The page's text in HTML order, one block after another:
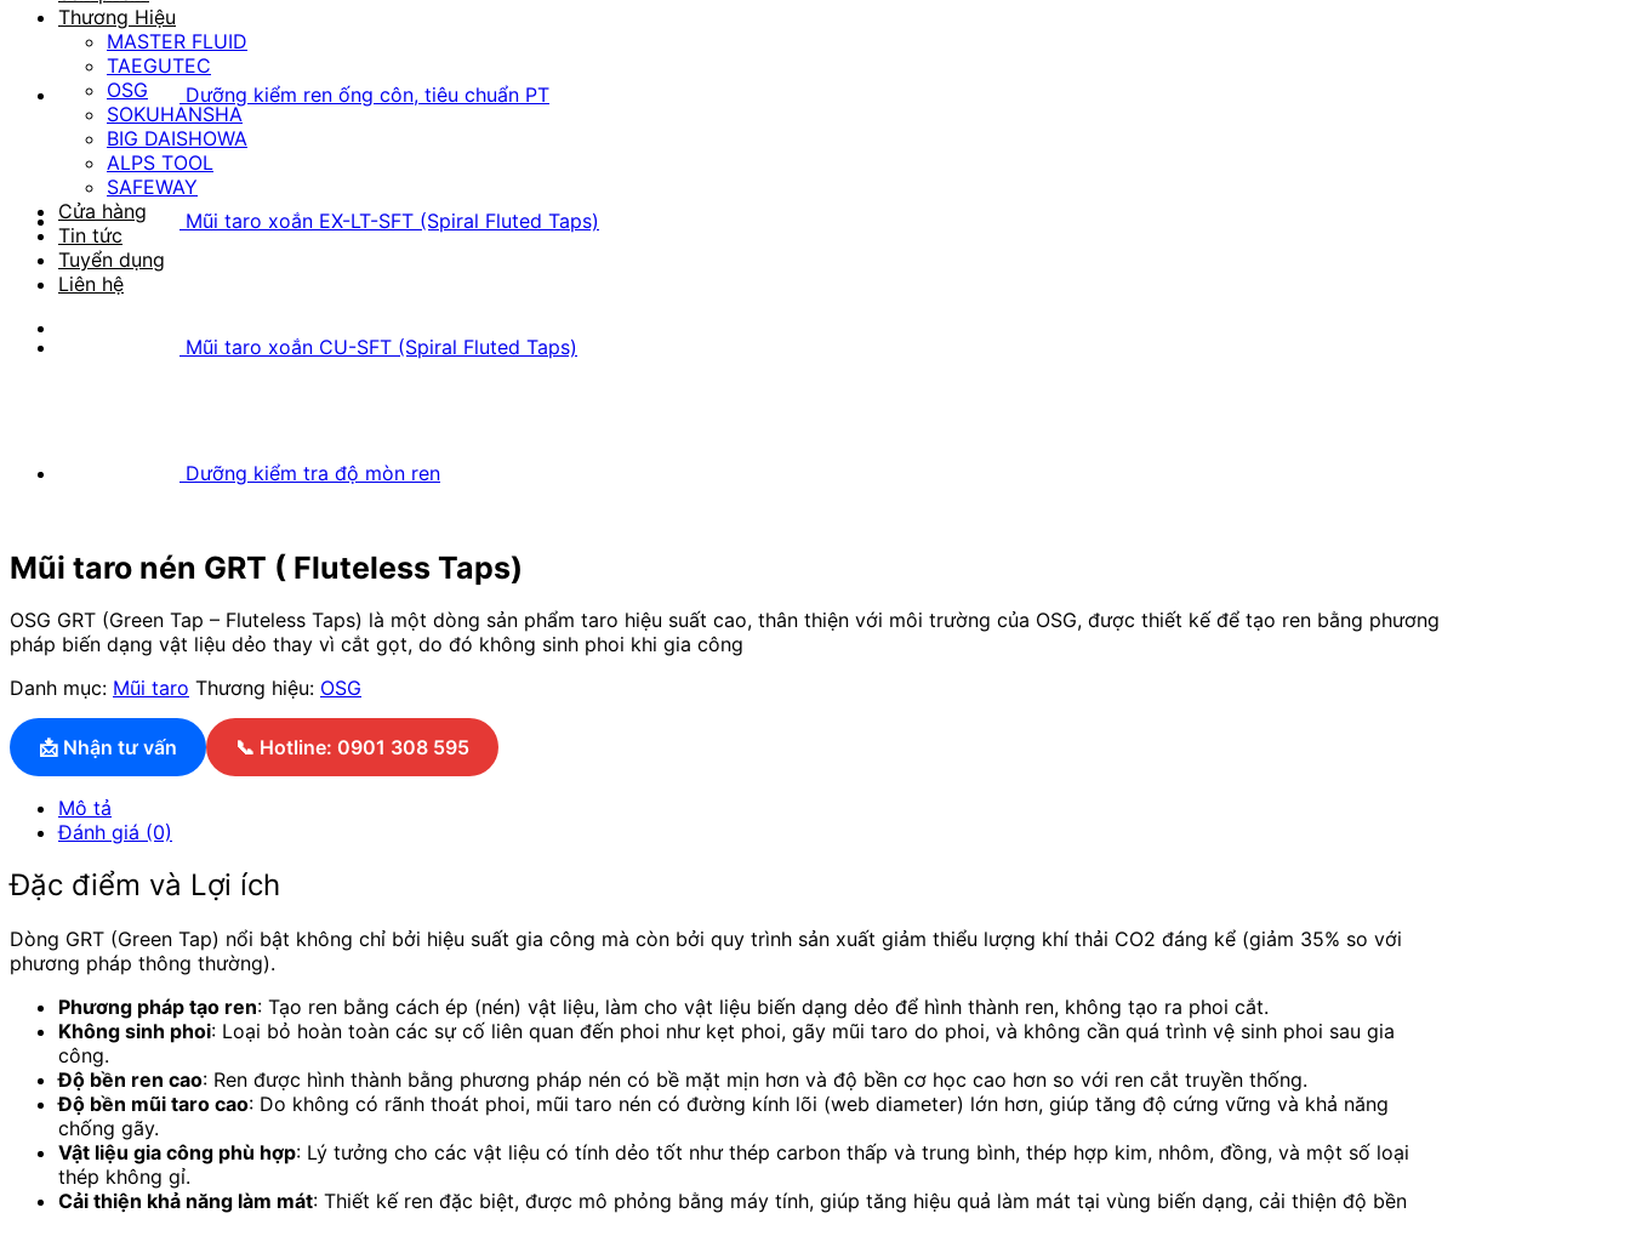
Thương Hiệu
MASTER FLUID
TAEGUTEC
OSG
SOKUHANSHA
BIG DAISHOWA
ALPS TOOL
SAFEWAY
Cửa hàng
Tin tức
Tuyển dụng
Liên hệ
Dưỡng kiểm ren ống côn, tiêu chuẩn PT
Mũi taro xoắn EX-LT-SFT (Spiral Fluted Taps)
Mũi taro xoắn CU-SFT (Spiral Fluted Taps)
Dưỡng kiểm tra độ mòn ren
Mũi taro nén GRT ( Fluteless Taps)
OSG GRT (Green Tap – Fluteless Taps) là một dòng sản phẩm taro hiệu suất cao, thân thiện với môi trường của OSG, được thiết kế để tạo ren bằng phương
pháp biến dạng vật liệu dẻo thay vì cắt gọt, do đó không sinh phoi khi gia công
Danh mục: Mũi taro Thương hiệu: OSG
📩 Nhận tư vấn 📞 Hotline: 0901 308 595
Mô tả
Đánh giá (0)
Đặc điểm và Lợi ích
Dòng GRT (Green Tap) nổi bật không chỉ bởi hiệu suất gia công mà còn bởi quy trình sản xuất giảm thiểu lượng khí thải CO2 đáng kể (giảm 35% so với
phương pháp thông thường).
Phương pháp tạo ren: Tạo ren bằng cách ép (nén) vật liệu, làm cho vật liệu biến dạng dẻo để hình thành ren, không tạo ra phoi cắt.
Không sinh phoi: Loại bỏ hoàn toàn các sự cố liên quan đến phoi như kẹt phoi, gãy mũi taro do phoi, và không cần quá trình vệ sinh phoi sau gia
công.
Độ bền ren cao: Ren được hình thành bằng phương pháp nén có bề mặt mịn hơn và độ bền cơ học cao hơn so với ren cắt truyền thống.
Độ bền mũi taro cao: Do không có rãnh thoát phoi, mũi taro nén có đường kính lõi (web diameter) lớn hơn, giúp tăng độ cứng vững và khả năng
chống gãy.
Vật liệu gia công phù hợp: Lý tưởng cho các vật liệu có tính dẻo tốt như thép carbon thấp và trung bình, thép hợp kim, nhôm, đồng, và một số loại
thép không gỉ.
Cải thiện khả năng làm mát: Thiết kế ren đặc biệt, được mô phỏng bằng máy tính, giúp tăng hiệu quả làm mát tại vùng biến dạng, cải thiện độ bền